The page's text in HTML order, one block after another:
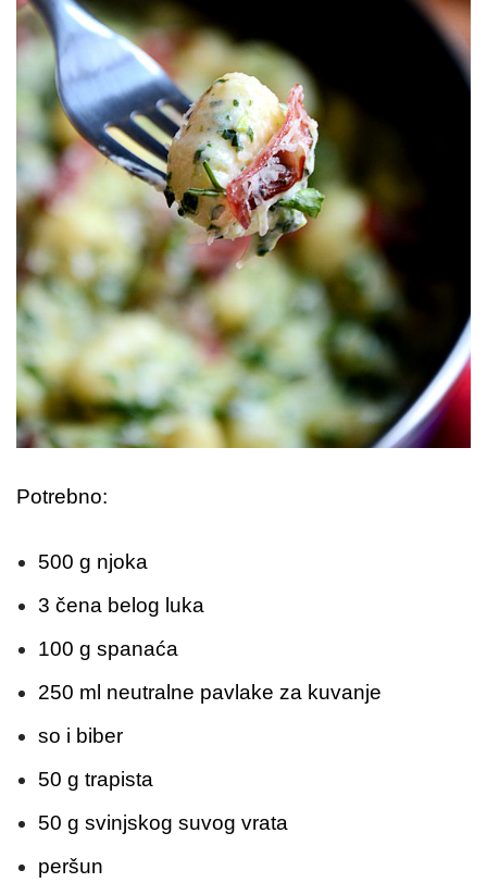
Potrebno:
500 g njoka
3 čena belog luka
100 g spanaća
250 ml neutralne pavlake za kuvanje
so i biber
50 g trapista
50 g svinjskog suvog vrata
peršun